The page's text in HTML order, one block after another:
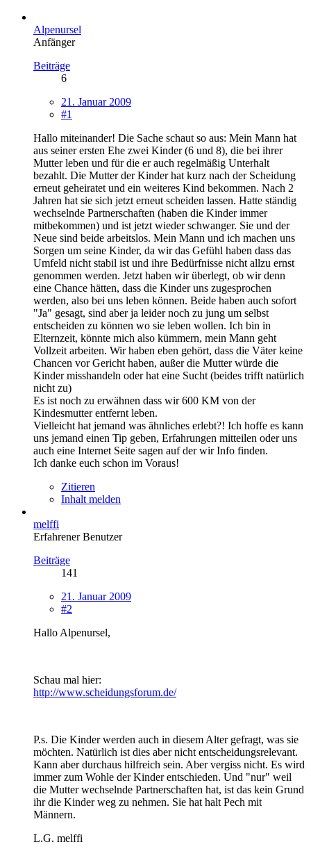
Alpenursel
Anfänger
Beiträge
6
21. Januar 2009
#1
Hallo miteinander! Die Sache schaut so aus: Mein Mann hat
aus seiner ersten Ehe zwei Kinder (6 und 8), die bei ihrer
Mutter leben und für die er auch regelmäßig Unterhalt
bezahlt. Die Mutter der Kinder hat kurz nach der Scheidung
erneut geheiratet und ein weiteres Kind bekommen. Nach 2
Jahren hat sie sich jetzt erneut scheiden lassen. Hatte ständig
wechselnde Partnerschaften (haben die Kinder immer
mitbekommen) und ist jetzt wieder schwanger. Sie und der
Neue sind beide arbeitslos. Mein Mann und ich machen uns
Sorgen um seine Kinder, da wir das Gefühl haben dass das
Umfeld nicht stabil ist und ihre Bedürfnisse nicht allzu ernst
genommen werden. Jetzt haben wir überlegt, ob wir denn
eine Chance hätten, dass die Kinder uns zugesprochen
werden, also bei uns leben können. Beide haben auch sofort
"Ja" gesagt, sind aber ja leider noch zu jung um selbst
entscheiden zu können wo sie leben wollen. Ich bin in
Elternzeit, könnte mich also kümmern, mein Mann geht
Vollzeit arbeiten. Wir haben eben gehört, dass die Väter keine
Chancen vor Gericht haben, außer die Mutter würde die
Kinder misshandeln oder hat eine Sucht (beides trifft natürlich
nicht zu)
Es ist noch zu erwähnen dass wir 600 KM von der
Kindesmutter entfernt leben.
Vielleicht hat jemand was ähnliches erlebt?! Ich hoffe es kann
uns jemand einen Tip geben, Erfahrungen mitteilen oder uns
auch eine Internet Seite sagen auf der wir Info finden.
Ich danke euch schon im Voraus!
Zitieren
Inhalt melden
melffi
Erfahrener Benutzer
Beiträge
141
21. Januar 2009
#2
Hallo Alpenursel,
Schau mal hier:
http://www.scheidungsforum.de/
P.s. Die Kinder werden auch in diesem Alter gefragt, was sie
möchten. Natürlich ist dies aber nicht entscheidungsrelevant.
Kann aber durchaus hilfreich sein. Aber vergiss nicht. Es wird
immer zum Wohle der Kinder entschieden. Und "nur" weil
die Mutter wechselnde Partnerschaften hat, ist das kein Grund
ihr die Kinder weg zu nehmen. Sie hat halt Pech mit
Männern.
L.G. melffi